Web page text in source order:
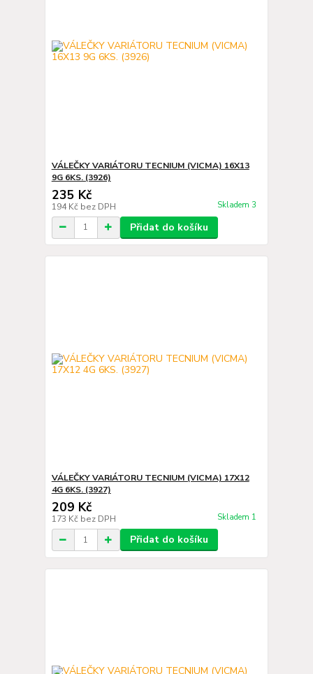
VÁLEČKY VARIÁTORU TECNIUM (VICMA) 16X13
9G 6KS. (3926)
235 Kč
194 Kč bez DPH Skladem 3
Přidat do košíku
VÁLEČKY VARIÁTORU TECNIUM (VICMA) 17X12
4G 6KS. (3927)
209 Kč
173 Kč bez DPH Skladem 1
Přidat do košíku